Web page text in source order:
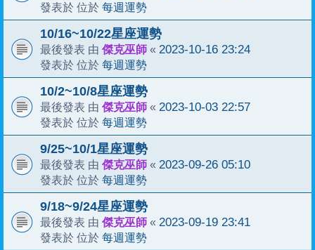
發表於 位於 每週運勢
10/16~10/22星座運勢
最後發表 由 傑克巫師 « 2023-10-16 23:24
發表於 位於 每週運勢
10/2~10/8星座運勢
最後發表 由 傑克巫師 « 2023-10-03 22:57
發表於 位於 每週運勢
9/25~10/1星座運勢
最後發表 由 傑克巫師 « 2023-09-26 05:10
發表於 位於 每週運勢
9/18~9/24星座運勢
最後發表 由 傑克巫師 « 2023-09-19 23:41
發表於 位於 每週運勢